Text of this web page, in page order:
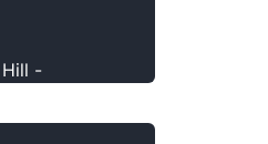
-